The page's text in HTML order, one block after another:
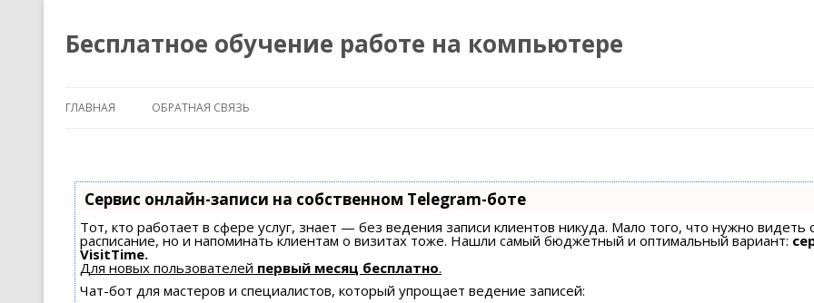
Бесплатное обучение работе на компьютере
ГЛАВНАЯ ОБРАТНАЯ СВЯЗЬ
Сервис онлайн-записи на собственном Telegram-боте
Тот, кто работает в сфере услуг, знает — без ведения записи клиентов никуда. Мало того, что нужно видеть
расписание, но и напоминать клиентам о визитах тоже. Нашли самый бюджетный и оптимальный вариант:
VisitTime.
Для новых пользователей первый месяц бесплатно.
Чат-бот для мастеров и специалистов, который упрощает ведение записей: